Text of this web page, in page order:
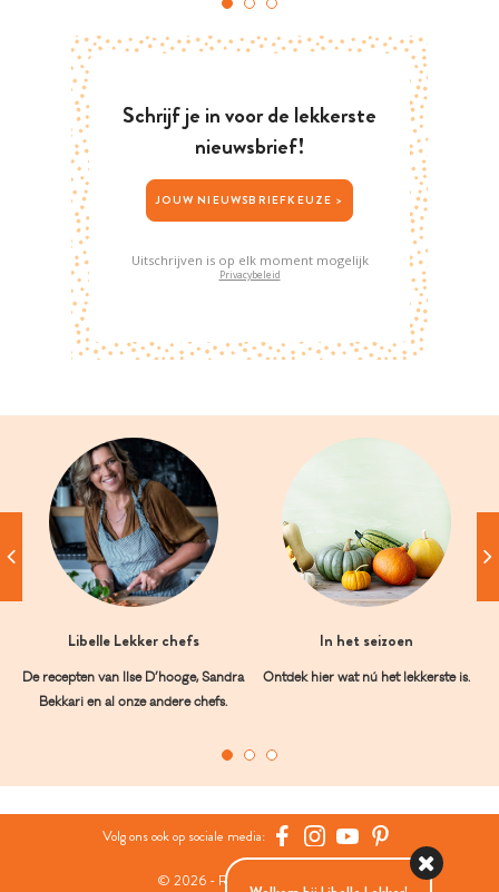
Schrijf je in voor de lekkerste
nieuwsbrief!
JOUW NIEUWSBRIEFKEUZE >
Uitschrijven is op elk moment mogelijk
Privacybeleid
Libelle Lekker chefs
De recepten van Ilse D’hooge, Sandra
Bekkari en al onze andere chefs.
In het seizoen
Ontdek hier wat nú het lekkerste is.
Volg ons ook op sociale media:
© 2026 - Roularta Media Group